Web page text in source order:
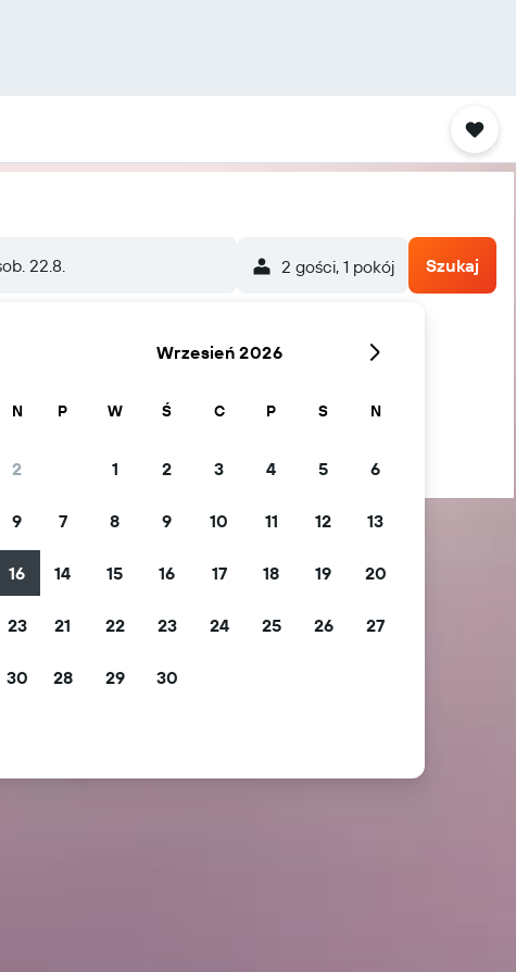
22.8. 2 gości, 1 pokój Szukaj
N
2
9
16
23
30
Wrzesień 2026
P W Ś C P S N
1 2 3 4 5 6
7 8 9 10 11 12 13
14 15 16 17 18 19 20
21 22 23 24 25 26 27
28 29 30